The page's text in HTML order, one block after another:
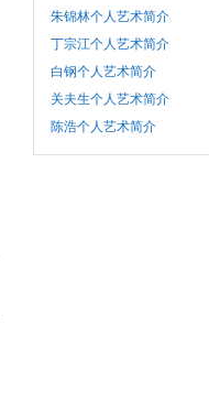
朱锦林个人艺术简介
丁宗江个人艺术简介
白钢个人艺术简介
关夫生个人艺术简介
陈浩个人艺术简介